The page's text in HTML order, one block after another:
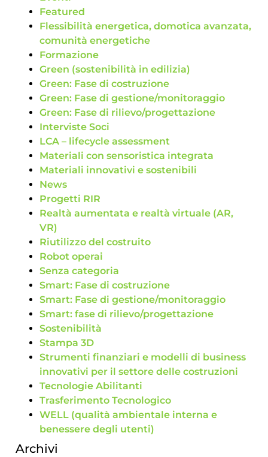
Featured
Flessibilità energetica, domotica avanzata,
comunità energetiche
Formazione
Green (sostenibilità in edilizia)
Green: Fase di costruzione
Green: Fase di gestione/monitoraggio
Green: Fase di rilievo/progettazione
Interviste Soci
LCA – lifecycle assessment
Materiali con sensoristica integrata
Materiali innovativi e sostenibili
News
Progetti RIR
Realtà aumentata e realtà virtuale (AR,
VR)
Riutilizzo del costruito
Robot operai
Senza categoria
Smart: Fase di costruzione
Smart: Fase di gestione/monitoraggio
Smart: fase di rilievo/progettazione
Sostenibilità
Stampa 3D
Strumenti finanziari e modelli di business
innovativi per il settore delle costruzioni
Tecnologie Abilitanti
Trasferimento Tecnologico
WELL (qualità ambientale interna e
benessere degli utenti)
Archivi